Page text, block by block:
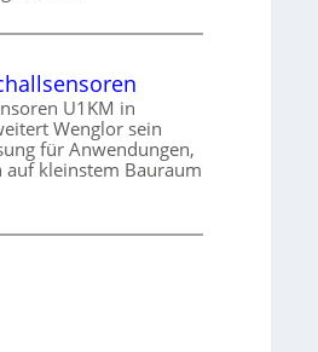
U1KM in
Wenglor sein
für Anwendungen,
auf kleinstem Bauraum